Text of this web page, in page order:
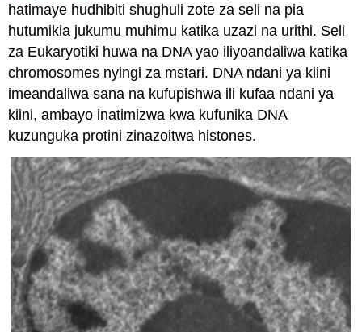
hatimaye hudhibiti shughuli zote za seli na pia
hutumikia jukumu muhimu katika uzazi na urithi. Seli
za Eukaryotiki huwa na DNA yao iliyoandaliwa katika
chromosomes nyingi za mstari. DNA ndani ya kiini
imeandaliwa sana na kufupishwa ili kufaa ndani ya
kiini, ambayo inatimizwa kwa kufunika DNA
kuzunguka protini zinazoitwa histones.